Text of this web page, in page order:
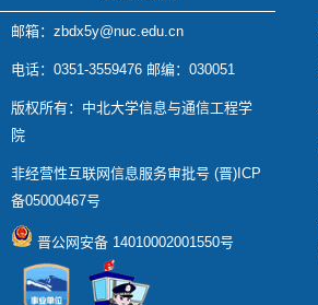
邮箱：zbdx5y@nuc.edu.cn
电话：0351-3559476 邮编：030051
版权所有：中北大学信息与通信工程学
院
非经营性互联网信息服务审批号 (晋)ICP
备05000467号
晋公网安备 14010002001550号